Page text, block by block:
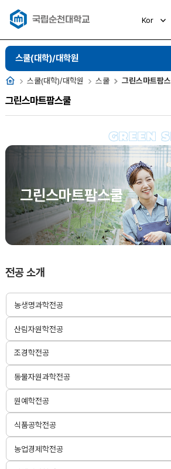
Kor
스쿨(대학)/대학원
홈 스쿨(대학)/대학원 스쿨 그린스마트팜
그린스마트팜스쿨
GREEN
그린스마트팜스쿨
전공 소개
농생명과학전공
산림자원학전공
조경학전공
동물자원과학전공
원예학전공
식품공학전공
농업경제학전공